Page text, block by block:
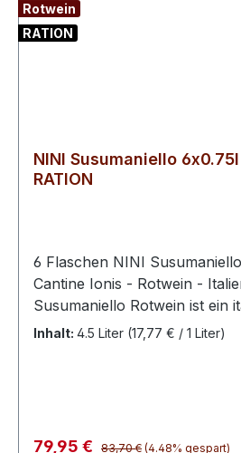
Rotwein
RATION
NINI Susumaniello
RATION
6 Flaschen NINI
Cantine Ionis - Rotwein -
Susumaniello Rotwein ist ein
Rotwein des Herstellers Ionis
tiefroter Wein mit einem
Inhalt: 4.5 Liter (17,77 € / 1 Liter)
Verkaufspreis:
79,95 € Regulärer Preis:
83,70 € (4.48% gespart)